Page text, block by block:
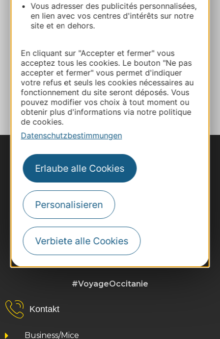
Vous adresser des publicités personnalisées,
en lien avec vos centres d'intérêts sur notre
site et en dehors.
En cliquant sur "Accepter et fermer" vous
acceptez tous les cookies. Le bouton "Ne pas
accepter et fermer" vous permet d'indiquer
votre refus et seuls les cookies nécessaires au
fonctionnement du site seront déposés. Vous
pouvez modifier vos choix à tout moment ou
obtenir plus d'informations via notre politique
de cookies.
Datenschutzbestimmungen
Erlaube alle Cookies
Personalisieren
Verbiete alle Cookies
Webseite
Facebook
ZU MEINEN FAVORITEN
#VoyageOccitanie
Kontakt
Business/Mice